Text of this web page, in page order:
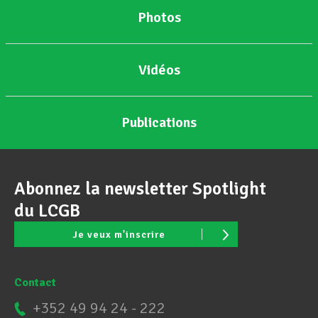
Devenir Membre
Actualités
Photos
Vidéos
Publications
Abonnez la newsletter Spotlight
du LCGB
Je veux m'inscrire
Contact
+352 49 94 24 - 222